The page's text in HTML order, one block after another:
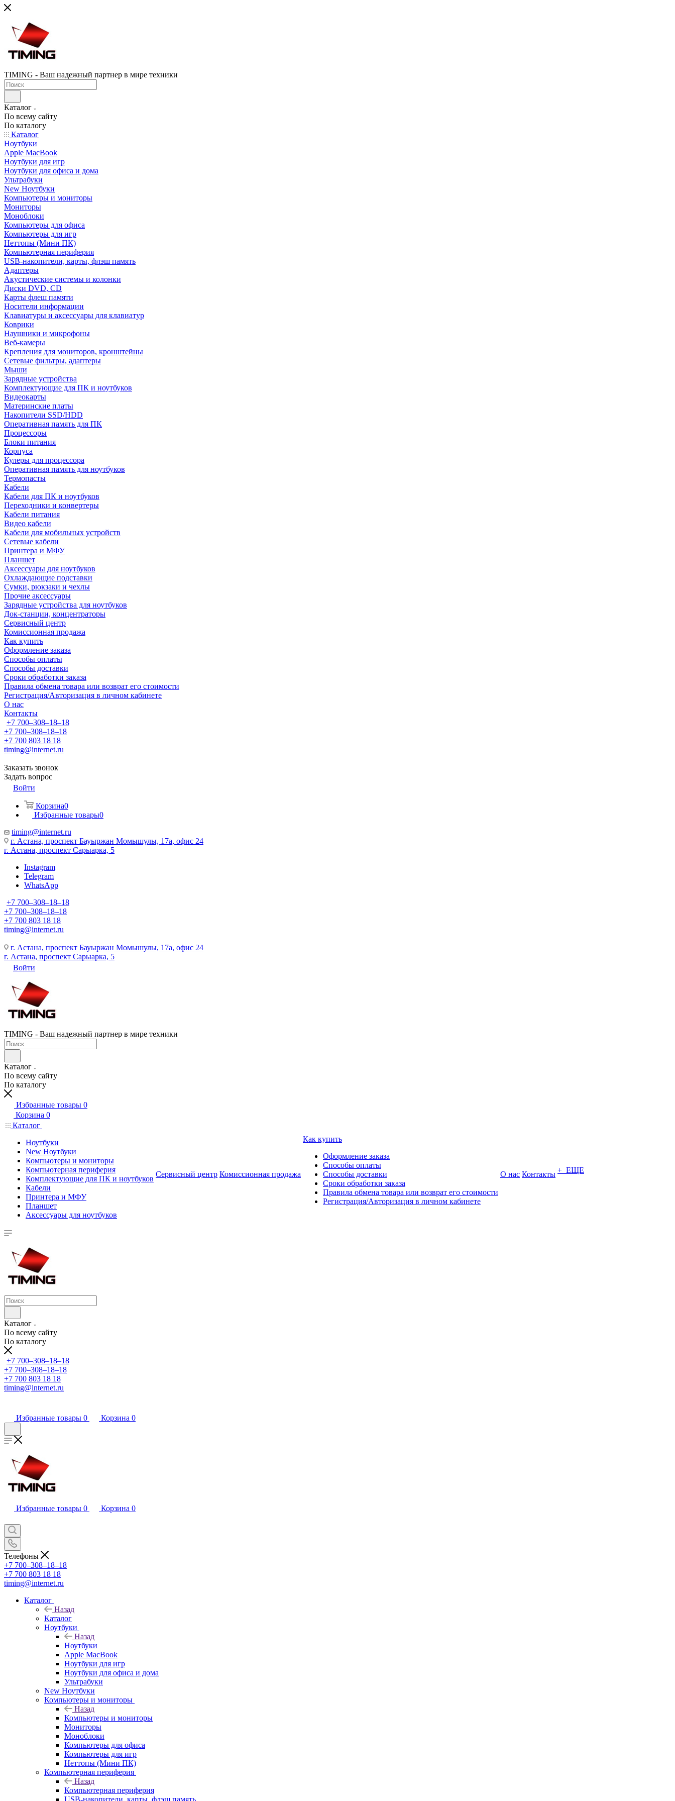
TIMING - Ваш надежный партнер в мире техники
Каталог
По всему сайту
По каталогу
Каталог
Ноутбуки
Apple MacBook
Ноутбуки для игр
Ноутбуки для офиса и дома
Ультрабуки
New Ноутбуки
Компьютеры и мониторы
Мониторы
Моноблоки
Компьютеры для офиса
Компьютеры для игр
Неттопы (Мини ПК)
Компьютерная периферия
USB-накопители, карты, флэш память
Адаптеры
Акустические системы и колонки
Диски DVD, CD
Карты флеш памяти
Носители информации
Клавиатуры и аксессуары для клавиатур
Коврики
Наушники и микрофоны
Веб-камеры
Крепления для мониторов, кронштейны
Сетевые фильтры, адаптеры
Мыши
Зарядные устройства
Комплектующие для ПК и ноутбуков
Видеокарты
Материнские платы
Накопители SSD/HDD
Оперативная память для ПК
Процессоры
Блоки питания
Корпуса
Кулеры для процессора
Оперативная память для ноутбуков
Термопасты
Кабели
Кабели для ПК и ноутбуков
Переходники и конвертеры
Кабели питания
Видео кабели
Кабели для мобильных устройств
Сетевые кабели
Принтера и МФУ
Планшет
Аксессуары для ноутбуков
Охлаждающие подставки
Сумки, рюкзаки и чехлы
Прочие аксессуары
Зарядные устройства для ноутбуков
Док-станции, концентраторы
Сервисный центр
Комиссионная продажа
Как купить
Оформление заказа
Способы оплаты
Способы доставки
Сроки обработки заказа
Правила обмена товара или возврат его стоимости
Регистрация/Авторизация в личном кабинете
О нас
Контакты
+7 700‒308‒18‒18
+7 700‒308‒18‒18
+7 700 803 18 18
timing@internet.ru
Заказать звонок
Задать вопрос
Войти
Корзина0
Избранные товары0
timing@internet.ru
г. Астана, проспект Бауыржан Момышулы, 17а, офис 24
г. Астана, проспект Сарыарка, 5
Instagram
Telegram
WhatsApp
+7 700‒308‒18‒18
+7 700‒308‒18‒18
+7 700 803 18 18
timing@internet.ru
г. Астана, проспект Бауыржан Момышулы, 17а, офис 24
г. Астана, проспект Сарыарка, 5
Войти
TIMING - Ваш надежный партнер в мире техники
Каталог
По всему сайту
По каталогу
Избранные товары 0
Корзина 0
Каталог
Ноутбуки
New Ноутбуки
Компьютеры и мониторы
Компьютерная периферия
Комплектующие для ПК и ноутбуков
Кабели
Принтера и МФУ
Планшет
Аксессуары для ноутбуков
Сервисный центр Комиссионная продажа
Как купить
Оформление заказа
Способы оплаты
Способы доставки
Сроки обработки заказа
Правила обмена товара или возврат его стоимости
Регистрация/Авторизация в личном кабинете
О нас Контакты + ЕЩЕ
Каталог
По всему сайту
По каталогу
+7 700‒308‒18‒18
+7 700‒308‒18‒18
+7 700 803 18 18
timing@internet.ru
Избранные товары 0 Корзина 0
Избранные товары 0 Корзина 0
Телефоны
+7 700‒308‒18‒18
+7 700 803 18 18
timing@internet.ru
Каталог
Назад
Каталог
Ноутбуки
Назад
Ноутбуки
Apple MacBook
Ноутбуки для игр
Ноутбуки для офиса и дома
Ультрабуки
New Ноутбуки
Компьютеры и мониторы
Назад
Компьютеры и мониторы
Мониторы
Моноблоки
Компьютеры для офиса
Компьютеры для игр
Неттопы (Мини ПК)
Компьютерная периферия
Назад
Компьютерная периферия
USB-накопители, карты, флэш память